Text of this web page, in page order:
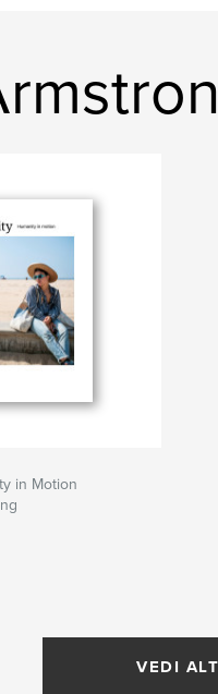
in Motion
VEDI